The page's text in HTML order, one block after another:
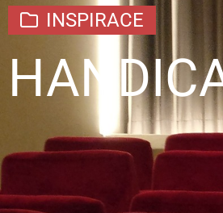
INSPIRACE